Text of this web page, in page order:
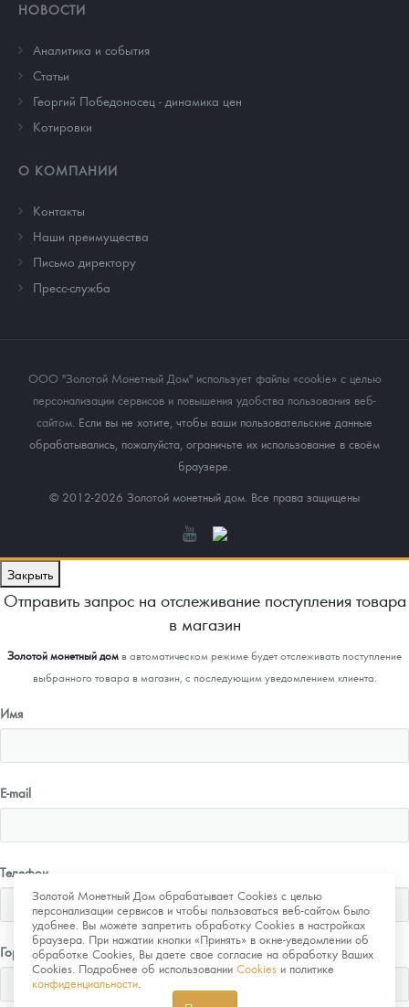
НОВОСТИ
Аналитика и события
Cтатьи
Георгий Победоносец - динамика цен
Котировки
О КОМПАНИИ
Контакты
Наши преимущества
Письмо директору
Пресс-служба
ООО "Золотой Монетный Дом" использует файлы «cookie» с целью
персонализации сервисов и повышения удобства пользования веб-
сайтом. Если вы не хотите, чтобы ваши пользовательские данные
обрабатывались, пожалуйста, ограничьте их использование в своём
браузере.
© 2012-2026 Золотой монетный дом. Все права защищены
Золотой Монетный Дом обрабатывает Cookies с целью
персонализации сервисов и чтобы пользоваться веб-сайтом было
удобнее. Вы можете запретить обработку Cookies в настройках
браузера. При нажатии кнопки «Принять» в окне-уведомлении об
обработке Cookies, Вы даете свое согласие на обработку Ваших
Cookies. Подробнее об использовании Cookies и политике
конфиденциальности
Закрыть
Отправить запрос на отслеживание поступления товара
в магазин
Золотой монетный домв автоматическом режиме будет отслеживать поступление
выбранного товара в магазин, с последующим уведомлением клиента.
Имя
E-mail
Телефон
Город